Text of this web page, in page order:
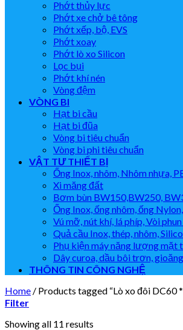
Phớt thủy lực
Phớt xe chở bê tông
Phớt xếp, bộ, EVS
Phớt xoay
Phớt lò xo Silicon
Lọc bụi
Phớt khí nén
Vòng đệm
VÒNG BI
Hạt bi cầu
Hạt bi đũa
Vòng bi tiêu chuẩn
Vòng bi phi tiêu chuẩn
VẬT TƯ THIẾT BỊ
Ống Inox, nhôm, Nhôm nhựa,
Xi măng đất
Bơm bùn BW150,BW250,
Ống Inox, ống nhôm, ống
Vú mỡ, nút khí, lá phíp, Vòi
Quả cầu Inox, thép, nhôm,
Phụ kiện máy năng lượng mặt
Dây curoa, dầu bôi trơn,
THÔNG TIN CÔNG NGHỆ
Home / Products tagged “Lò xo đôi DC60
Filter
Showing all 11 results